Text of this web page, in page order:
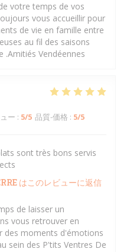
votre temps de vos
vous accueillir pour
de vie en famille entre
au fil des saisons
.Amitiés Vendéennes
ー : 5/5 品質-価格 : 5/5
sont très bons servis
はこのレビューに返信
de laisser un
vous retrouver en
des moments d'émotions
sein des P'tits Ventres De